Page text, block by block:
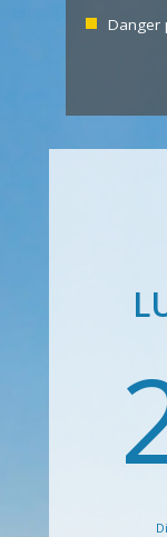
Danger